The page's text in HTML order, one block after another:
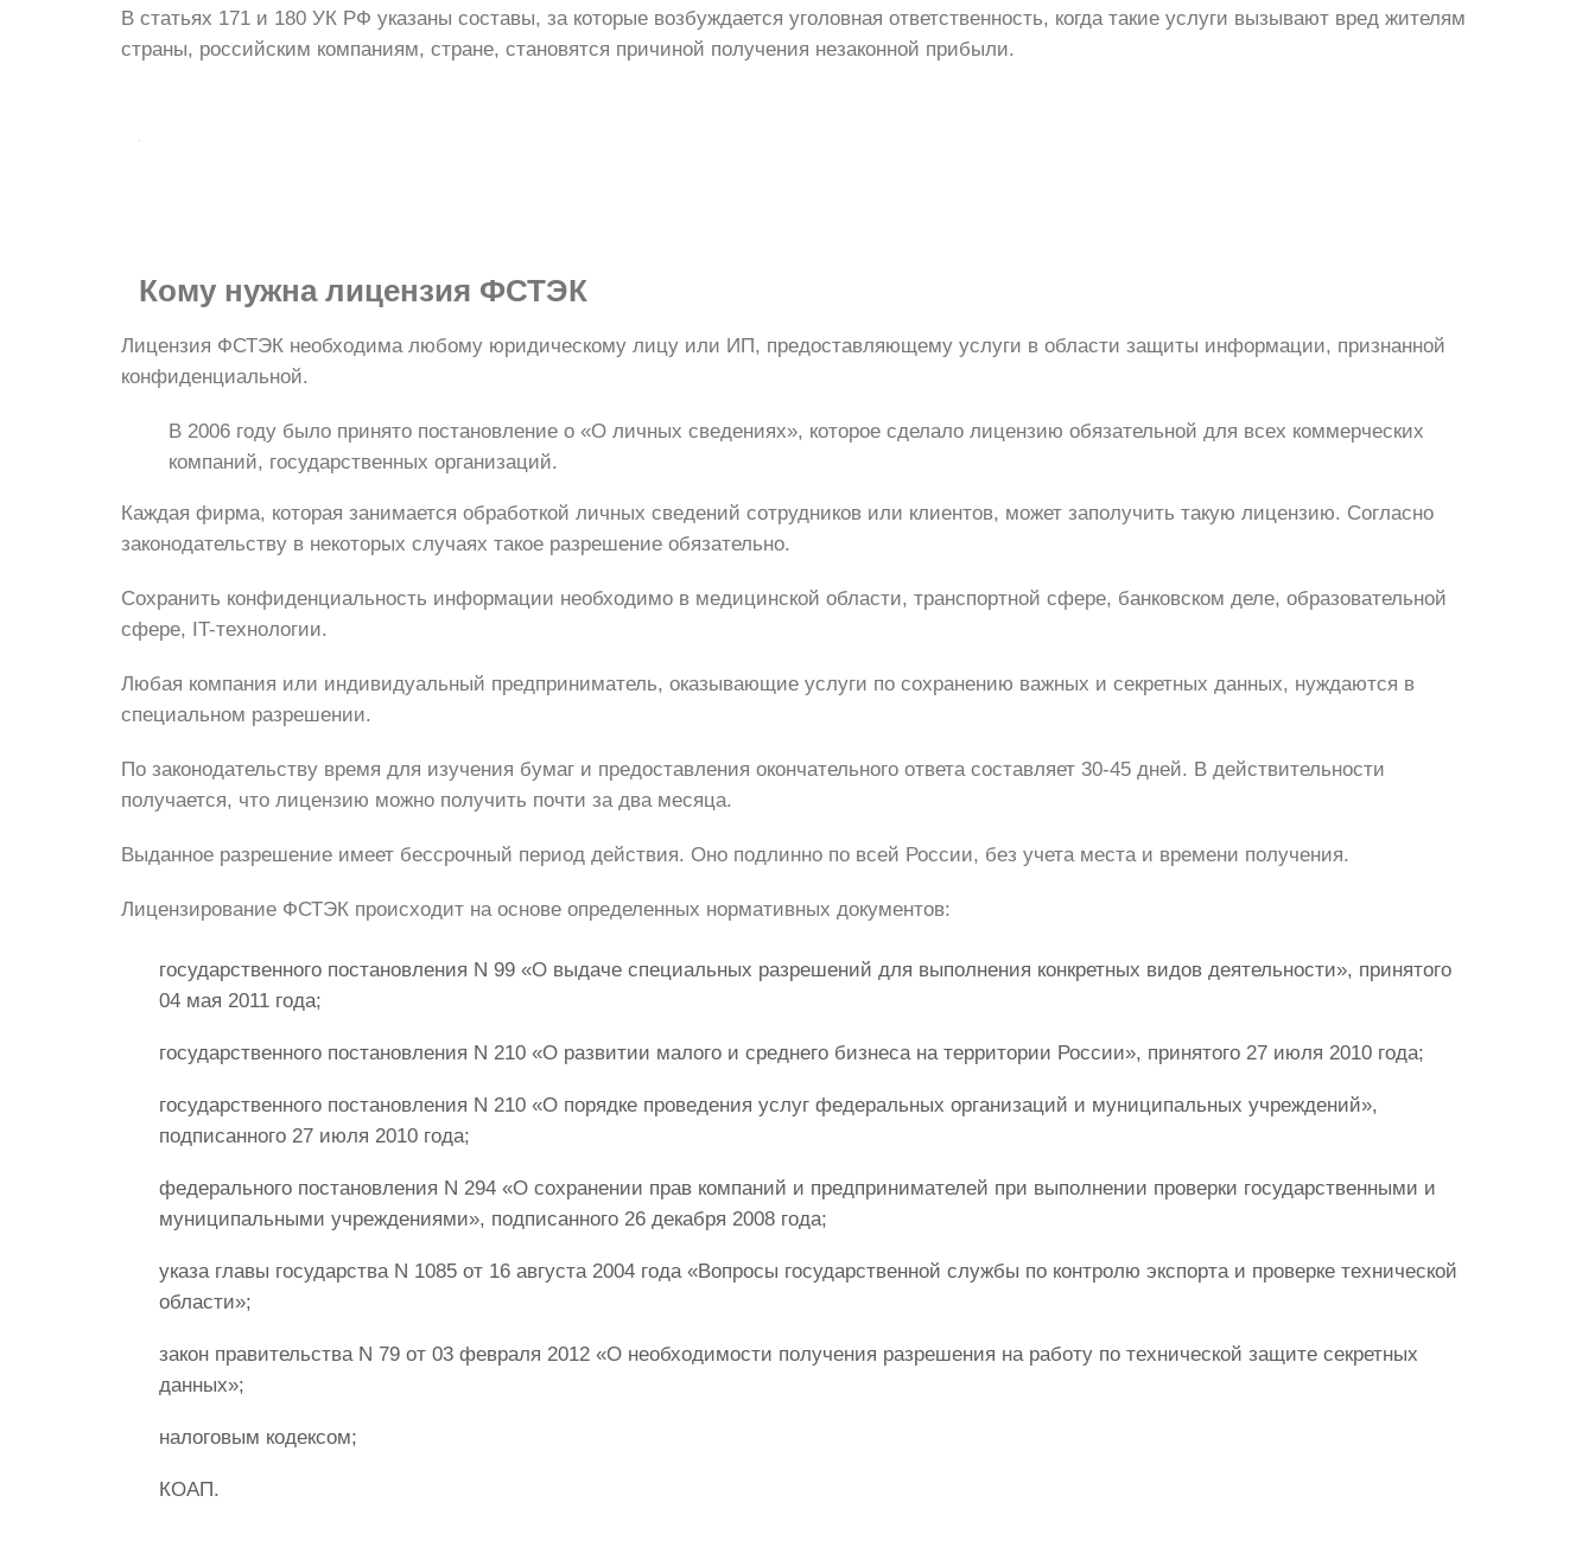
В статьях 171 и 180 УК РФ указаны составы, за которые возбуждается уголовная ответственность, когда такие услуги вызывают вред жителям
страны, российским компаниям, стране, становятся причиной получения незаконной прибыли.
Кому нужналицензия ФСТЭК
Лицензия ФСТЭК необходима любому юридическому лицу или ИП, предоставляющему услуги в области защиты информации, признанной
конфиденциальной.
В 2006 году было принято постановление о «О личных сведениях», которое сделало лицензию обязательной для всех коммерческих
компаний, государственных организаций.
Каждая фирма, которая занимается обработкой личных сведений сотрудников или клиентов, может заполучить такую лицензию. Согласно
законодательству в некоторых случаях такое разрешение обязательно.
Сохранить конфиденциальность информации необходимо в медицинской области, транспортной сфере, банковском деле, образовательной
сфере, IT-технологии.
Любая компания или индивидуальный предприниматель, оказывающие услуги по сохранению важных и секретных данных, нуждаются в
специальном разрешении.
По законодательству время для изучения бумаг и предоставления окончательного ответа составляет 30-45 дней. В действительности
получается, что лицензию можно получить почти за два месяца.
Выданное разрешение имеет бессрочный период действия. Оно подлинно по всей России, без учета места и времени получения.
Лицензирование ФСТЭК происходит на основе определенных нормативных документов:
государственного постановления N 99 «О выдаче специальных разрешений для выполнения конкретных видов деятельности», принятого
04 мая 2011 года;
государственного постановления N 210 «О развитии малого и среднего бизнеса на территории России», принятого 27 июля 2010 года;
государственного постановления N 210 «О порядке проведения услуг федеральных организаций и муниципальных учреждений»,
подписанного 27 июля 2010 года;
федерального постановления N 294 «О сохранении прав компаний и предпринимателей при выполнении проверки государственными и
муниципальными учреждениями», подписанного 26 декабря 2008 года;
указа главы государства N 1085 от 16 августа 2004 года «Вопросы государственной службы по контролю экспорта и проверке технической
области»;
закон правительства N 79 от 03 февраля 2012 «О необходимости получения разрешения на работу по технической защите секретных
данных»;
налоговым кодексом;
КОАП.